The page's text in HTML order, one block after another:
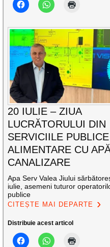
20 IULIE – ZIUA
LUCRĂTORULUI DIN
SERVICIILE
ALIMENTARE CU
CANALIZARE
Apa Serv Valea Jiului
iulie, asemeni tuturor
publice
CITEȘTE MAI DEPARTE
Distribuie acest articol